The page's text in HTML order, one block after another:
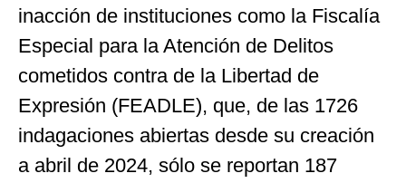
inacción de instituciones como la Fiscalía
Especial para la Atención de Delitos
cometidos contra de la Libertad de
Expresión (FEADLE), que, de las 1726
indagaciones abiertas desde su creación
a abril de 2024, sólo se reportan 187